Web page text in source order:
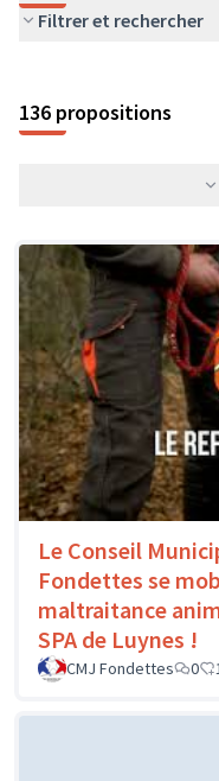
Filtrer et rechercher
136 propositions
Le Conseil
Fondettes se
maltraitance
SPA de Luynes !
CMJ Fondettes 0